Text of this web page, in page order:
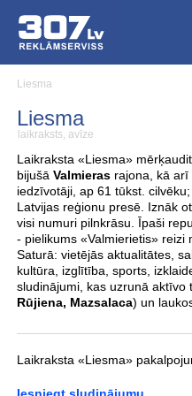
Liesma
Liesma
laikraksts, avīze
Laikraksta «Liesma»
bijušā Valmierasrajona, kā arī
iedzīvotāji, ap 61 tūkst.
Latvijas reģionu presē. Iznāk
visi numuri pilnkrāsu. Īpaši
- pielikums «Valmierietis» reizi
Saturā: vietējās aktualitātes,
kultūra, izglītība, sports,
sludinājumi, kas uzrunā aktīvo
Rūjiena, Mazsalaca) un
Laikraksta «Liesma»